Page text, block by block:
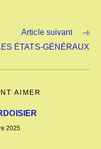
Article suivant
ÉTATS-GÉNÉRAUX
AIMER
2025